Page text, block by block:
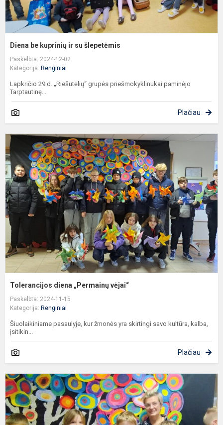
Diena be kuprinių ir su šlepetėmis
Paskelbta: 2024-12-02
Kategorija: Renginiai
Lapkričio 29 d. „Riešutėlių“ grupės priešmokyklinukai paminėjo
Tarptautinę...
Plačiau
Tolerancijos diena „Permainų vėjai“
Paskelbta: 2024-11-15
Kategorija: Renginiai
Šiuolaikiniame pasaulyje, kur žmonės yra skirtingi savo kultūra, kalba,
įsitikin...
Plačiau